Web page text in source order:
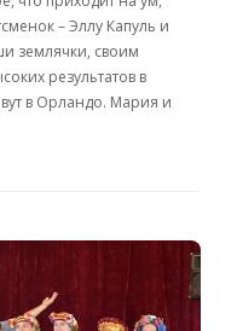
– Эллу Капуль и
землячки, своим
результатов в
в Орландо. Мария и